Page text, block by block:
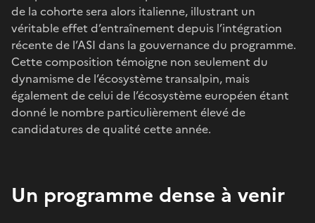
de la cohorte sera alors italienne, illustrant un
véritable effet d’entraînement depuis l’intégration
récente de l’ASI dans la gouvernance du programme.
Cette composition témoigne non seulement du
dynamisme de l’écosystème transalpin, mais
également de celui de l’écosystème européen étant
donné le nombre particulièrement élevé de
candidatures de qualité cette année.
Un programme dense à venir